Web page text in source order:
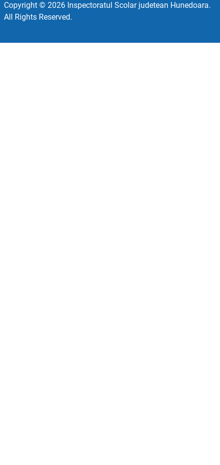
Copyright © 2026 Inspectoratul Scolar judetean Hunedoara.
All Rights Reserved.